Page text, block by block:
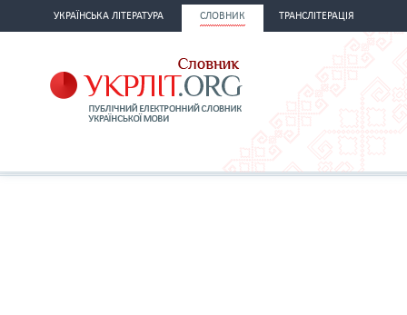
УКРАЇНСЬКА ЛІТЕРАТУРА СЛОВНИК ТРАНСЛІТЕРАЦІЯ